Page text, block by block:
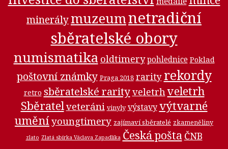
minerálymuzeumnetradiční
sběratelské obory
numismatika oldtimery pohlednice Poklad
poštovní známky Praga 2018 rarity rekordy
retro sběratelské rarityveletrhveletrh
Sběratelveteráni vinyly výstavy výtvarné
uměníyoungtimery zajímaví sběratelé zkameněliny
zlato Zlatá sbírka Václava Zapadlíka Česká pošta ČNB